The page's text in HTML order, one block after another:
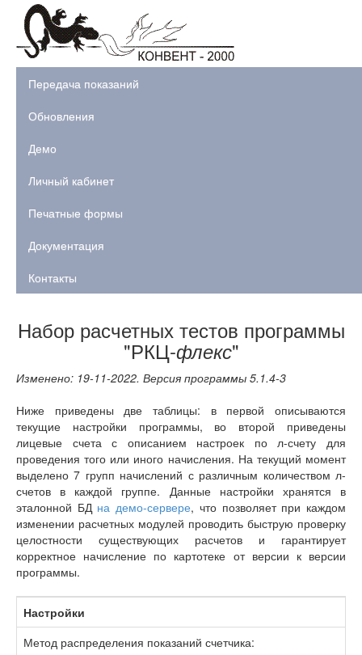
Передача показаний
Обновления
Демо
Личный кабинет
Печатные формы
Документация
Контакты
Набор расчетных тестов программы
"РКЦ-флекс"
Изменено: 19-11-2022. Версия программы 5.1.4-3
Ниже приведены две таблицы: в первой описываются
текущие настройки программы, во второй приведены
лицевые счета с описанием настроек по л-счету для
проведения того или иного начисления. На текущий момент
выделено 7 групп начислений с различным количеством л-
счетов в каждой группе. Данные настройки хранятся в
эталонной БД на демо-сервере, что позволяет при каждом
изменении расчетных модулей проводить быструю проверку
целостности существующих расчетов и гарантирует
корректное начисление по картотеке от версии к версии
программы.
Настройки
Метод распределения показаний счетчика: